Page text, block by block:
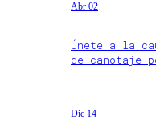
Abr 02
Únete a la
de canotaje
Dic 14